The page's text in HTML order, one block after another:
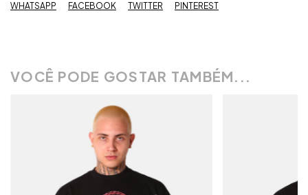
WHATSAPP FACEBOOK TWITTER PINTEREST
VOCÊ PODE GOSTAR TAMBÉM...